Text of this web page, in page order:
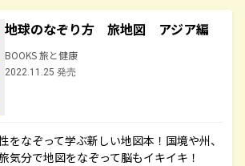
地球のなぞり方 旅地図 アジア編
BOOKS 旅と健康
2022.11.25 発売
をなぞって学ぶ新しい地図本！国境や州、
気分で地図をなぞって脳もイキイキ！